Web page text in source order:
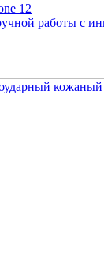
12
работы с